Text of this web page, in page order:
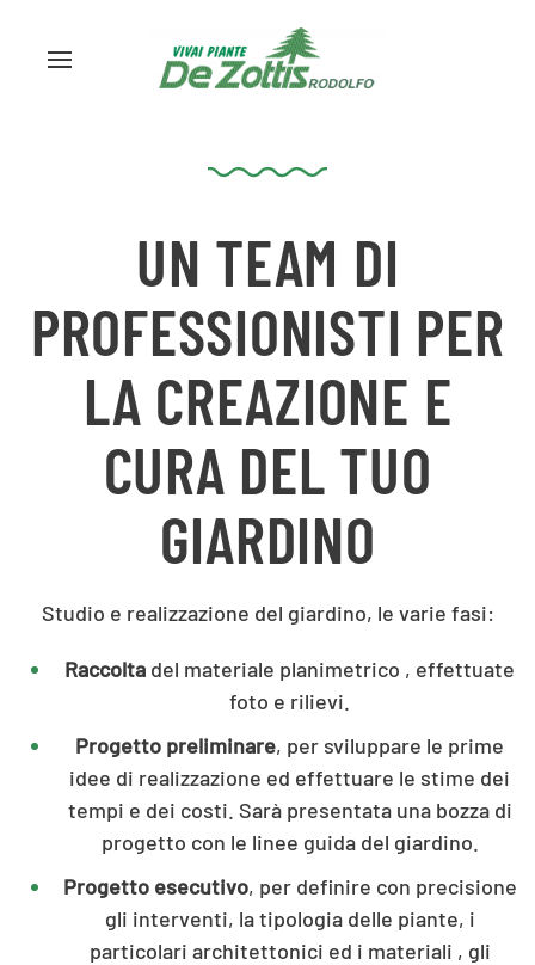
UN TEAM DI
PROFESSIONISTI PER
LA CREAZIONE E
CURA DEL TUO
GIARDINO
Studio e realizzazione del giardino, le varie fasi:
Raccolta del materiale planimetrico , effettuate
foto e rilievi.
Progetto preliminare, per sviluppare le prime
idee di realizzazione ed effettuare le stime dei
tempi e dei costi. Sarà presentata una bozza di
progetto con le linee guida del giardino.
Progetto esecutivo, per definire con precisione
gli interventi, la tipologia delle piante, i
particolari architettonici ed i materiali , gli